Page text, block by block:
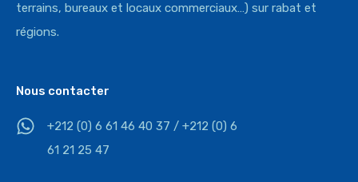
terrains, bureaux et locaux commerciaux…) sur rabat et
régions.
Nous contacter
+212 (0) 6 61 46 40 37 / +212 (0) 6
61 21 25 47